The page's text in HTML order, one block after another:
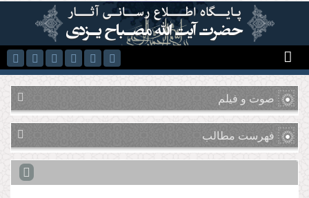
رفتن به محتوای اصلی
صوت و فیلم
فهرست مطالب